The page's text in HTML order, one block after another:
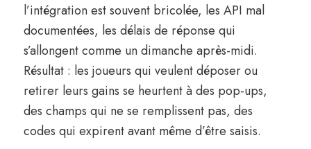
l’intégration est souvent bricolée, les API mal
documentées, les délais de réponse qui
s’allongent comme un dimanche après-midi.
Résultat : les joueurs qui veulent déposer ou
retirer leurs gains se heurtent à des pop-ups,
des champs qui ne se remplissent pas, des
codes qui expirent avant même d’être saisis.